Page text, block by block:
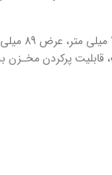
پرکردن